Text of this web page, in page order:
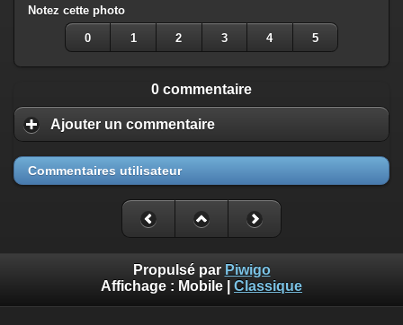
Notez cette photo
0 1 2 3 4 5
0 commentaire
Ajouter un commentaire
Commentaires utilisateur
Propulsé par Piwigo
Affichage : Mobile Classique